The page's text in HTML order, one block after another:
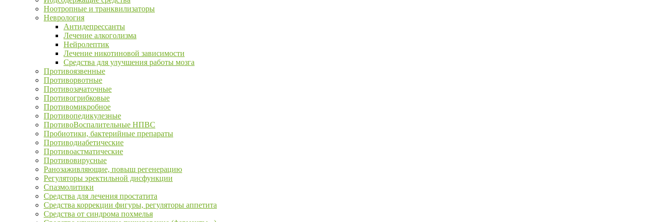
Ноотропные и транквилизаторы
Неврология
Антидепрессанты
Лечение алкоголизма
Нейролептик
Лечение никотиновой зависимости
Средства для улучшения работы мозга
Противоязвенные
Противорвотные
Противозачаточные
Противогрибковые
Противомикробное
Противопедикулезные
ПротивоВоспалительные НПВС
Пробиотики, бактерийные препараты
Противодиабетические
Противоастматические
Противовирусные
Ранозаживляющие, повыш регенерацию
Регуляторы эректильной дисфункции
Спазмолитики
Средства для лечения простатита
Средства коррекции фигуры, регуляторы аппетита
Средства от синдрома похмелья